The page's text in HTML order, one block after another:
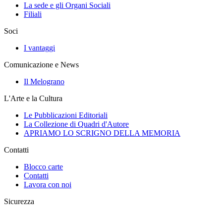
La sede e gli Organi Sociali
Filiali
Soci
I vantaggi
Comunicazione e News
Il Melograno
L'Arte e la Cultura
Le Pubblicazioni Editoriali
La Collezione di Quadri d'Autore
APRIAMO LO SCRIGNO DELLA MEMORIA
Contatti
Blocco carte
Contatti
Lavora con noi
Sicurezza